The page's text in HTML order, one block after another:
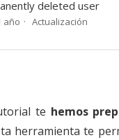
deleted user
año Actualización
te hemos
herramienta te